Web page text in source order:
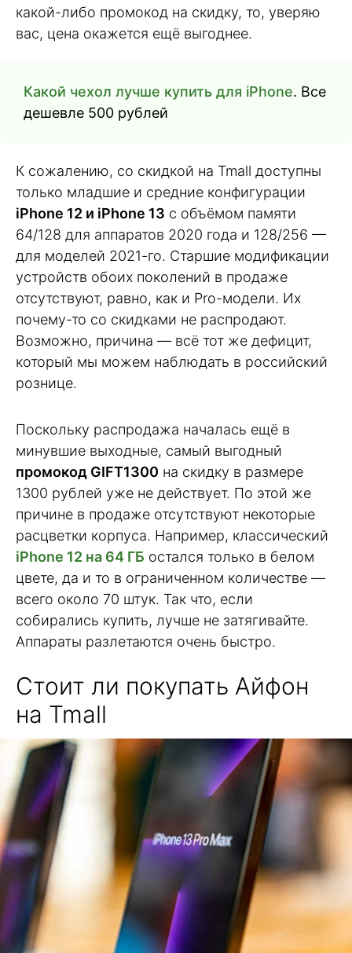
какой-либо промокод на скидку, то, уверяю
вас, цена окажется ещё выгоднее.
Какой чехол лучше купить для iPhone. Все
дешевле 500 рублей
К сожалению, со скидкой на Tmall доступны
только младшие и средние конфигурации
iPhone 12 и iPhone 13 с объёмом памяти
64/128 для аппаратов 2020 года и 128/256 —
для моделей 2021-го. Старшие модификации
устройств обоих поколений в продаже
отсутствуют, равно, как и Pro-модели. Их
почему-то со скидками не распродают.
Возможно, причина — всё тот же дефицит,
который мы можем наблюдать в российский
рознице.
Поскольку распродажа началась ещё в
минувшие выходные, самый выгодный
промокод GIFT1300 на скидку в размере
1300 рублей уже не действует. По этой же
причине в продаже отсутствуют некоторые
расцветки корпуса. Например, классический
iPhone 12 на 64 ГБ остался только в белом
цвете, да и то в ограниченном количестве —
всего около 70 штук. Так что, если
собирались купить, лучше не затягивайте.
Аппараты разлетаются очень быстро.
Стоит ли покупать Айфон
на Tmall